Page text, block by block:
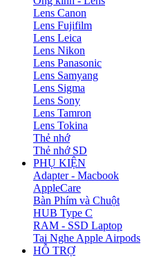
Lens Canon
Lens Fujifilm
Lens Leica
Lens Nikon
Lens Panasonic
Lens Samyang
Lens Sigma
Lens Sony
Lens Tamron
Lens Tokina
Thẻ nhớ
Thẻ nhớ SD
PHỤ KIỆN
Adapter - Macbook
AppleCare
Bàn Phím và Chuột
HUB Type C
RAM - SSD Laptop
Tai Nghe Apple Airpods
HỖ TRỢ